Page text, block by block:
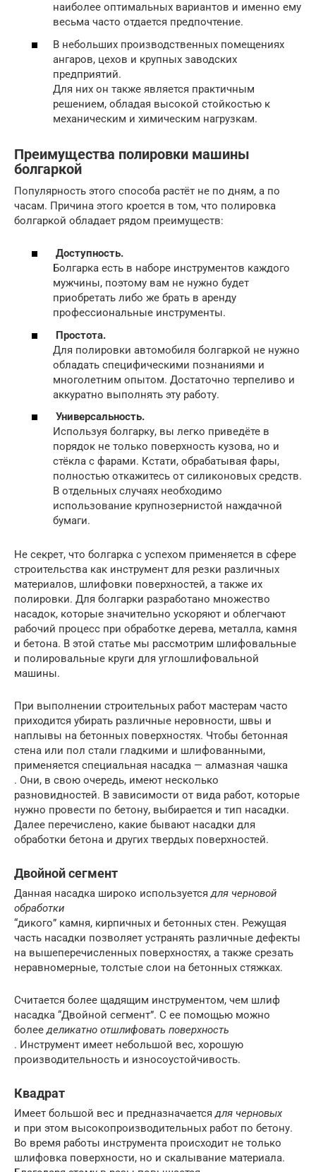
наиболее оптимальных вариантов и именно ему
весьма часто отдается предпочтение.
В небольших производственных помещениях
ангаров, цехов и крупных заводских
предприятий.
Для них он также является практичным
решением, обладая высокой стойкостью к
механическим и химическим нагрузкам.
Преимущества полировки машины
болгаркой
Популярность этого способа растёт не по дням, а по
часам. Причина этого кроется в том, что полировка
болгаркой обладает рядом преимуществ:
Доступность.
Болгарка есть в наборе инструментов каждого
мужчины, поэтому вам не нужно будет
приобретать либо же брать в аренду
профессиональные инструменты.
Простота.
Для полировки автомобиля болгаркой не нужно
обладать специфическими познаниями и
многолетним опытом. Достаточно терпеливо и
аккуратно выполнять эту работу.
Универсальность.
Используя болгарку, вы легко приведёте в
порядок не только поверхность кузова, но и
стёкла с фарами. Кстати, обрабатывая фары,
полностью откажитесь от силиконовых средств.
В отдельных случаях необходимо
использование крупнозернистой наждачной
бумаги.
Не секрет, что болгарка с успехом применяется в сфере
строительства как инструмент для резки различных
материалов, шлифовки поверхностей, а также их
полировки. Для болгарки разработано множество
насадок, которые значительно ускоряют и облегчают
рабочий процесс при обработке дерева, металла, камня
и бетона. В этой статье мы рассмотрим шлифовальные
и полировальные круги для углошлифовальной
машины.
При выполнении строительных работ мастерам часто
приходится убирать различные неровности, швы и
наплывы на бетонных поверхностях. Чтобы бетонная
стена или пол стали гладкими и шлифованными,
применяется специальная насадка — алмазная чашка
. Они, в свою очередь, имеют несколько
разновидностей. В зависимости от вида работ, которые
нужно провести по бетону, выбирается и тип насадки.
Далее перечислено, какие бывают насадки для
обработки бетона и других твердых поверхностей.
Двойной сегмент
Данная насадка широко используетсядля черновой
обработки
“дикого” камня, кирпичных и бетонных стен. Режущая
часть насадки позволяет устранять различные дефекты
на вышеперечисленных поверхностях, а также срезать
неравномерные, толстые слои на бетонных стяжках.
Считается более щадящим инструментом, чем шлиф
насадка “Двойной сегмент”. С ее помощью можно
болееделикатно отшлифовать поверхность
. Инструмент имеет небольшой вес, хорошую
производительность и износоустойчивость.
Квадрат
Имеет большой вес и предназначаетсядля черновых
и при этом высокопроизводительных работ по бетону.
Во время работы инструмента происходит не только
шлифовка поверхности, но и скалывание материала.